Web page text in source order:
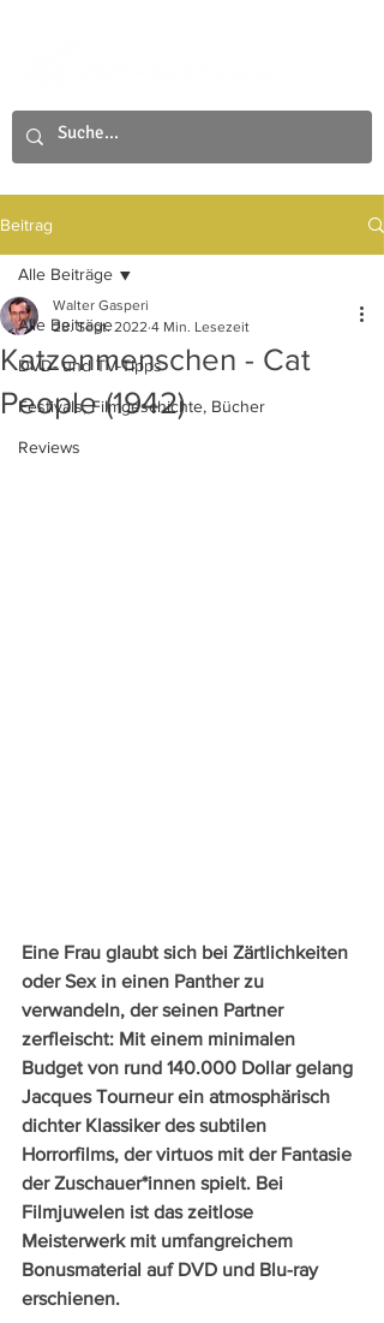
Beitrag
Alle Beiträge
DVD- und TV-Tipps
Festivals, Filmgeschichte, Bücher
Reviews
Alle Beiträge
Katzenmenschen - Cat
People (1942)
Walter Gasperi
28. Sept. 2022 4 Min. Lesezeit
Eine Frau glaubt sich bei Zärtlichkeiten
oder Sex in einen Panther zu
verwandeln, der seinen Partner
zerfleischt: Mit einem minimalen
Budget von rund 140.000 Dollar gelang
Jacques Tourneur ein atmosphärisch
dichter Klassiker des subtilen
Horrorfilms, der virtuos mit der Fantasie
der Zuschauer*innen spielt. Bei
Filmjuwelen ist das zeitlose
Meisterwerk mit umfangreichem
Bonusmaterial auf DVD und Blu-ray
erschienen.